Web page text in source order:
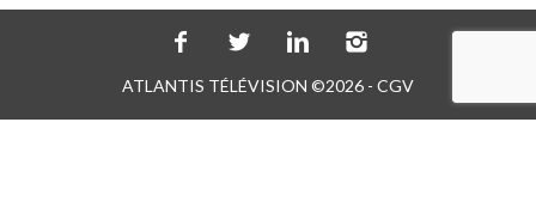
ATLANTIS TÉLÉVISION ©2026 - CGV